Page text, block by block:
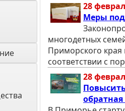
28
Меры
многодетных
Приморского края
соответствии с
28